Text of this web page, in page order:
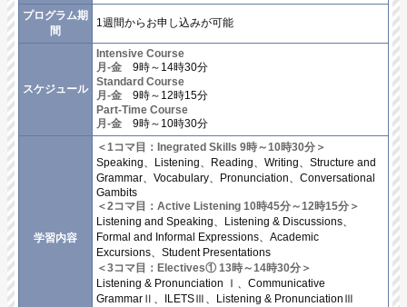
プログラム期
間
1週間からお申し込みが可能
スケジュール
Intensive Course
月-金 9時～14時30分
Standard Course
月-金 9時～12時15分
Part-Time Course
月-金 9時～10時30分
学習内容
＜1コマ目：Inegrated Skills 9時～10時30分＞
Speaking、Listening、Reading、Writing、Structure and
Grammar、Vocabulary、Pronunciation、Conversational
Gambits
＜2コマ目：Active Listening 10時45分～12時15分＞
Listening and Speaking、Listening & Discussions、
Formal and Informal Expressions、Academic
Excursions、Student Presentations
＜3コマ目：Electives① 13時～14時30分＞
Listening & Pronunciation Ⅰ、Communicative
GrammarⅡ、ILETSⅢ、Listening & PronunciationⅢ